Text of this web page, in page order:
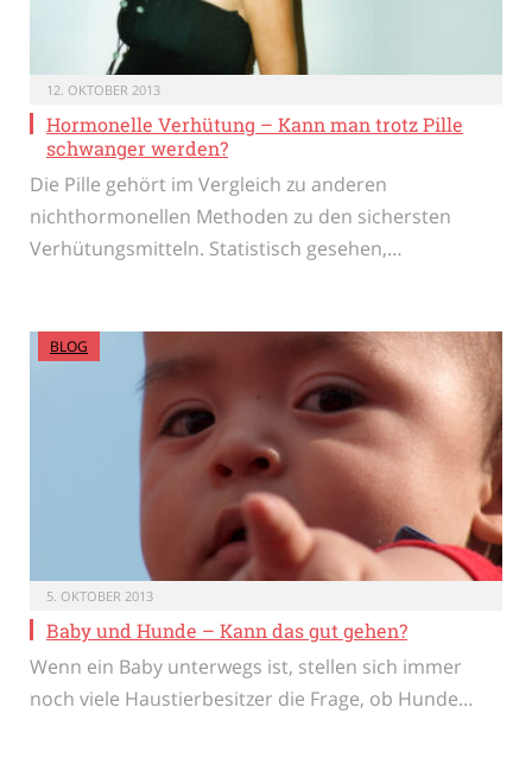
12. OKTOBER 2013
Hormonelle Verhütung – Kann man trotz Pille
schwanger werden?
Die Pille gehört im Vergleich zu anderen
nichthormonellen Methoden zu den sichersten
Verhütungsmitteln. Statistisch gesehen,…
BLOG
5. OKTOBER 2013
Baby und Hunde – Kann das gut gehen?
Wenn ein Baby unterwegs ist, stellen sich immer
noch viele Haustierbesitzer die Frage, ob Hunde…